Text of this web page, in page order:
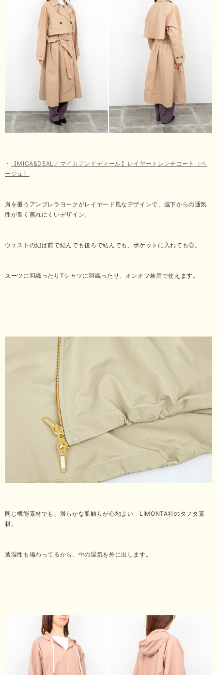
・
【MICA&DEAL／マイカアンドディール】レイヤートレンチコート（ベ
ージュ）
肩を覆うアンブレラヨークがレイヤード風なデザインで、脇下からの通気
性が良く蒸れにくいデザイン。
ウェストの紐は前で結んでも後ろで結んでも、ポケットに入れても◎。
スーツに羽織ったりTシャツに羽織ったり、オンオフ兼用で使えます。
同じ機能素材でも、滑らかな肌触りが心地よい LIMONTA社のタフタ素
材。
透湿性も備わってるから、中の湿気を外に出します。